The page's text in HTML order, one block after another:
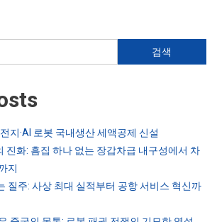
검색
지·AI 로봇 국내생산 세액공제 신설
진화: 흠집 하나 없는 장갑차급 내구성에서 차
지
질주: 사상 최대 실적부터 공항 서비스 혁신까